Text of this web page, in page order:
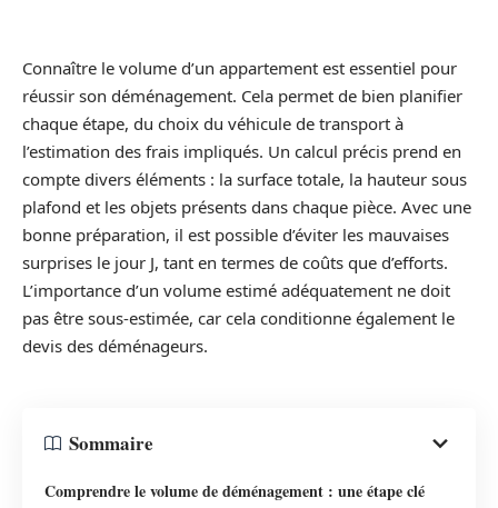
Connaître le volume d’un appartement est essentiel pour
réussir son déménagement. Cela permet de bien planifier
chaque étape, du choix du véhicule de transport à
l’estimation des frais impliqués. Un calcul précis prend en
compte divers éléments : la surface totale, la hauteur sous
plafond et les objets présents dans chaque pièce. Avec une
bonne préparation, il est possible d’éviter les mauvaises
surprises le jour J, tant en termes de coûts que d’efforts.
L’importance d’un volume estimé adéquatement ne doit
pas être sous-estimée, car cela conditionne également le
devis des déménageurs.
Sommaire
Comprendre le volume de déménagement : une étape clé